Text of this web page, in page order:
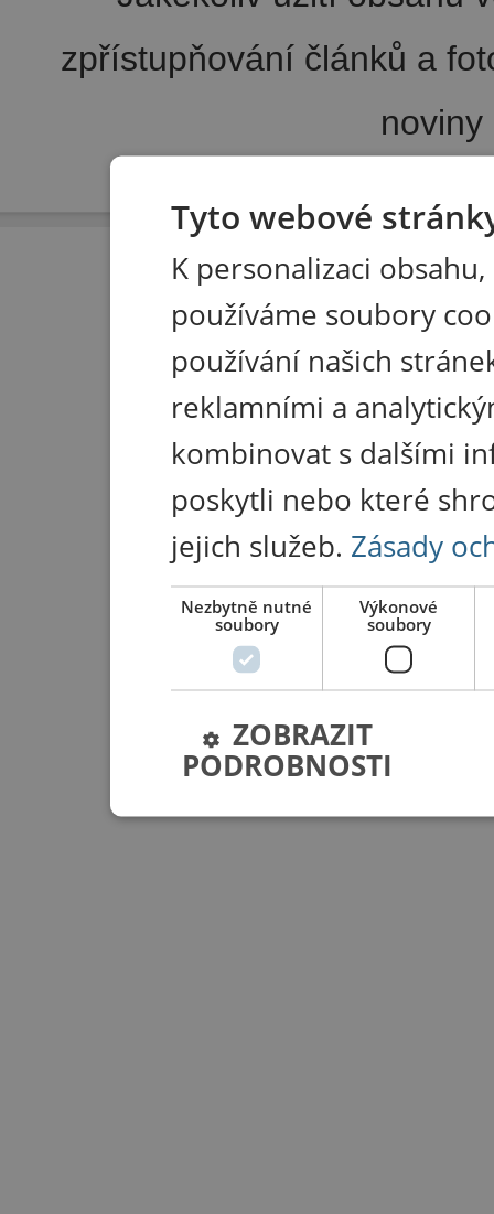
zpřístupňování článků a
Tyto webové
K personalizaci
používáme soubory
používání našich
reklamními a
kombinovat s dalšími
poskytli nebo které
jejich služeb. Zásady
Nezbytně nutné
soubory
Výkonové
soubory
ZOBRAZIT
PODROBNOSTI